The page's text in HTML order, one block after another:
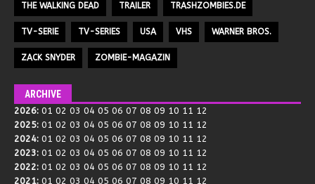
THE WALKING DEAD TRAILER TRASHZOMBIES.DE
TV-SERIE TV-SERIES USA VHS WARNER BROS.
ZACK SNYDER ZOMBIE-MAGAZIN
ARCHIVE
2026: 01 02 03 04 05 06 07 08 09 10 11 12
2025: 01 02 03 04 05 06 07 08 09 10 11 12
2024: 01 02 03 04 05 06 07 08 09 10 11 12
2023: 01 02 03 04 05 06 07 08 09 10 11 12
2022: 01 02 03 04 05 06 07 08 09 10 11 12
2021: 01 02 03 04 05 06 07 08 09 10 11 12